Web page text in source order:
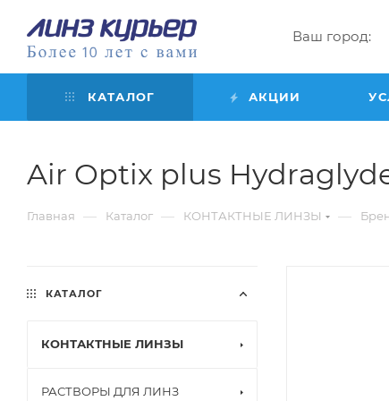
Ваш город:
КАТАЛОГ АКЦИИ
Air Optix plus
Главная — Каталог — КОНТАКТНЫЕ ЛИНЗЫ —
КАТАЛОГ
КОНТАКТНЫЕ ЛИНЗЫ
РАСТВОРЫ ДЛЯ ЛИНЗ